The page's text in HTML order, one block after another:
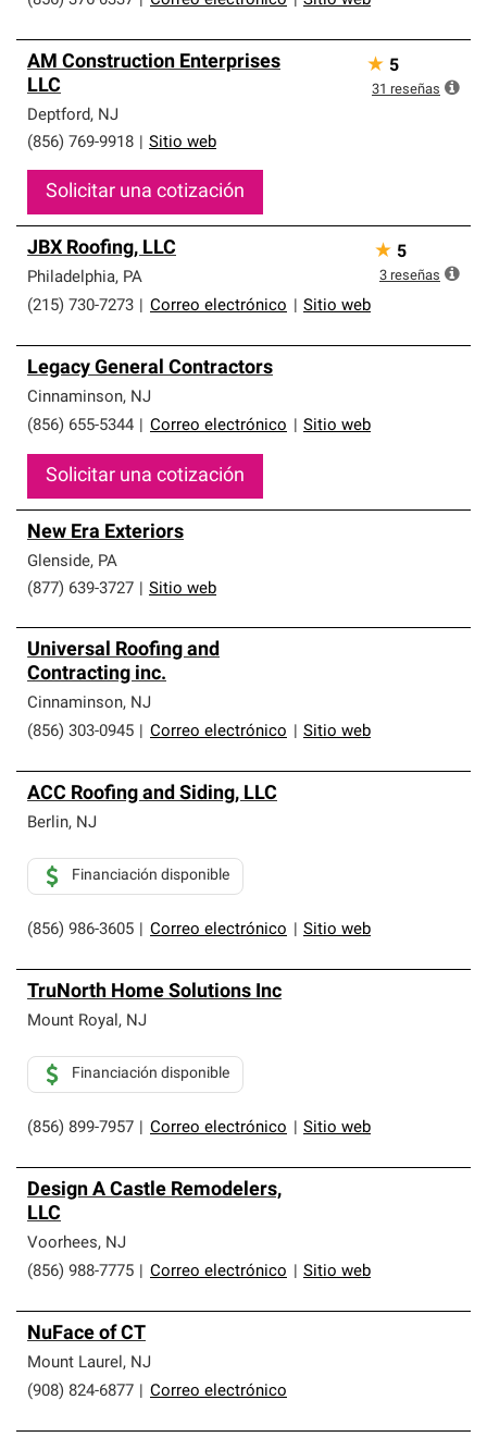
AM Construction Enterprises
LLC
Deptford, NJ
(856) 769-9918
Sitio web
Solicitar una cotización
★ 5
31 reseñas
JBX Roofing, LLC
Philadelphia, PA
(215) 730-7273
Correo electrónico Sitio web
★ 5
3 reseñas
Legacy General Contractors
Cinnaminson, NJ
(856) 655-5344
Correo electrónico Sitio web
Solicitar una cotización
New Era Exteriors
Glenside, PA
(877) 639-3727
Sitio web
Universal Roofing and
Contracting inc.
Cinnaminson, NJ
(856) 303-0945
Correo electrónico Sitio web
ACC Roofing and Siding, LLC
Berlin, NJ
(856) 986-3605 Correo electrónico Sitio web
Financiación disponible
TruNorth Home Solutions Inc
Mount Royal, NJ
(856) 899-7957 Correo electrónico Sitio web
Financiación disponible
Design A Castle Remodelers,
LLC
Voorhees, NJ
(856) 988-7775
Correo electrónico Sitio web
NuFace of CT
Mount Laurel, NJ
(908) 824-6877
Correo electrónico